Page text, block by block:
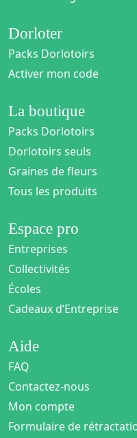
Dorloter
Packs Dorlotoirs
Activer mon code
La boutique
Packs Dorlotoirs
Dorlotoirs seuls
Graines de fleurs
Tous les produits
Espace pro
Entreprises
Collectivités
Écoles
Cadeaux d’Entreprise
Aide
FAQ
Contactez-nous
Mon compte
Formulaire de